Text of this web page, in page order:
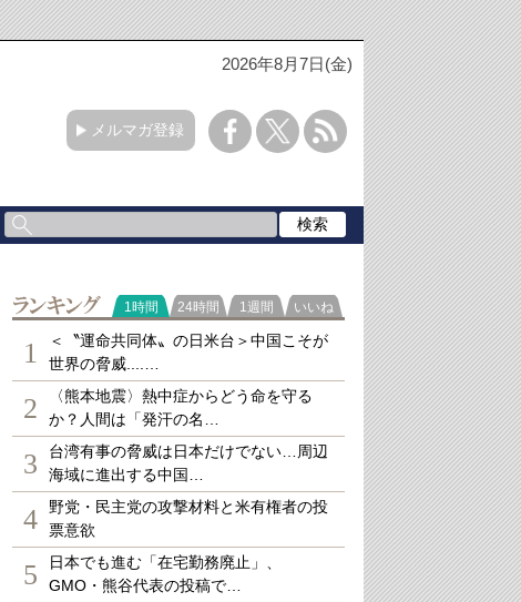
2026年8月7日(金)
メルマガ登録
ランキング
1時間 24時間 1週間 いいね
1
＜〝運命共同体〟の日米台＞中国こそが
世界の脅威....…
2
〈熊本地震〉熱中症からどう命を守る
か？人間は「発汗の名…
3
台湾有事の脅威は日本だけでない…周辺
海域に進出する中国…
4
野党・民主党の攻撃材料と米有権者の投
票意欲
5
日本でも進む「在宅勤務廃止」、
GMO・熊谷代表の投稿で…